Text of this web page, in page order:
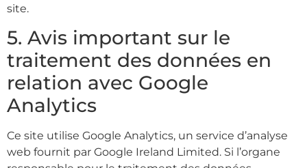
site.
5. Avis important sur le
traitement des données en
relation avec Google
Analytics
Ce site utilise Google Analytics, un service d’analyse
web fournit par Google Ireland Limited. Si l’organe